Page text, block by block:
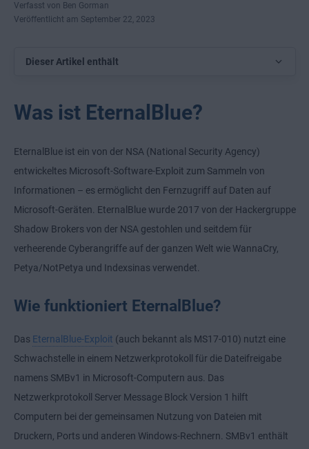
Verfasst von Ben Gorman
Veröffentlicht am September 22, 2023
Dieser Artikel enthält
Was ist EternalBlue?
EternalBlue ist ein von der NSA (National Security Agency)
entwickeltes Microsoft-Software-Exploit zum Sammeln von
Informationen – es ermöglicht den Fernzugriff auf Daten auf
Microsoft-Geräten. EternalBlue wurde 2017 von der Hackergruppe
Shadow Brokers von der NSA gestohlen und seitdem für
verheerende Cyberangriffe auf der ganzen Welt wie WannaCry,
Petya/NotPetya und Indexsinas verwendet.
Wie funktioniert EternalBlue?
Das EternalBlue-Exploit (auch bekannt als MS17-010) nutzt eine
Schwachstelle in einem Netzwerkprotokoll für die Dateifreigabe
namens SMBv1 in Microsoft-Computern aus. Das
Netzwerkprotokoll Server Message Block Version 1 hilft
Computern bei der gemeinsamen Nutzung von Dateien mit
Druckern, Ports und anderen Windows-Rechnern. SMBv1 enthält